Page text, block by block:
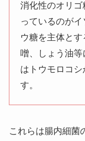
消化性のオリ
っているのが
ウ糖を主体と
噌、しょう油
はトウモロコ
す。
これらは腸内細菌